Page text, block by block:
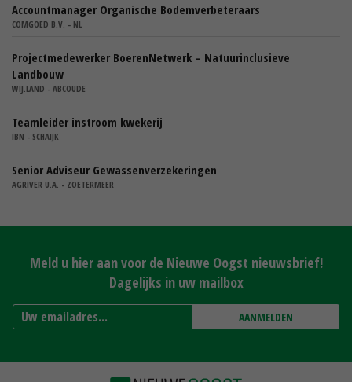
Accountmanager Organische Bodemverbeteraars
COMGOED B.V. - NL
Projectmedewerker BoerenNetwerk – Natuurinclusieve
Landbouw
WIJ.LAND - ABCOUDE
Teamleider instroom kwekerij
IBN - SCHAIJK
Senior Adviseur Gewassenverzekeringen
AGRIVER U.A. - ZOETERMEER
Meld u hier aan voor de Nieuwe Oogst nieuwsbrief!
Dagelijks in uw mailbox
AANMELDEN